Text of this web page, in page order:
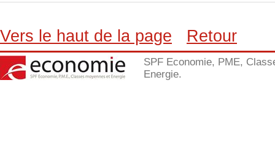
Vers le haut de la page Retour
SPF Economie, PME,
Energie.